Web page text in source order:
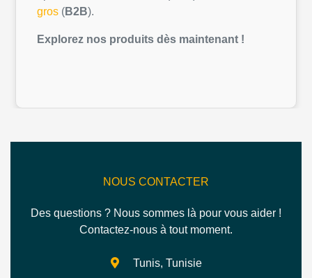
gros (B2B).
Explorez nos produits dès maintenant !
NOUS CONTACTER
Des questions ? Nous sommes là pour vous aider !
Contactez-nous à tout moment.
Tunis, Tunisie